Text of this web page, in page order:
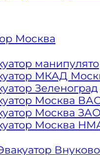
из
Москва
МКАД
Зеленоград
Москва
Москва
Москва
Внуково